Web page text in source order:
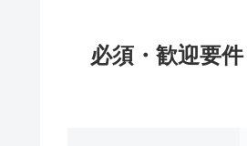
必須・歓迎要件